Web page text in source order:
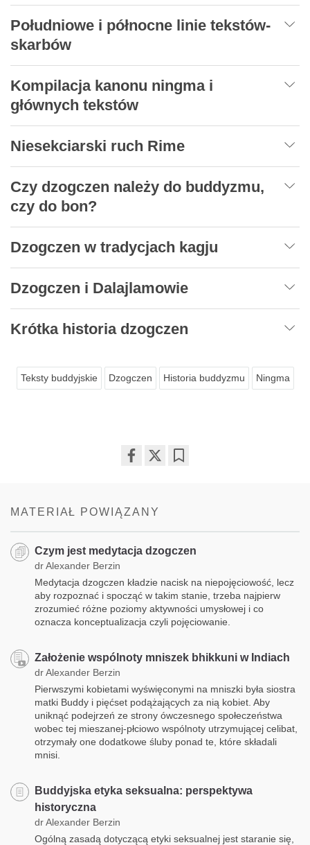
Południowe i północne linie tekstów-
skarbów
Kompilacja kanonu ningma i
głównych tekstów
Niesekciarski ruch Rime
Czy dzogczen należy do buddyzmu,
czy do bon?
Dzogczen w tradycjach kagju
Dzogczen i Dalajlamowie
Krótka historia dzogczen
Teksty buddyjskie Dzogczen Historia buddyzmu Ningma
MATERIAŁ POWIĄZANY
Czym jest medytacja dzogczen
dr Alexander Berzin
Medytacja dzogczen kładzie nacisk na niepojęciowość, lecz
aby rozpoznać i spocząć w takim stanie, trzeba najpierw
zrozumieć różne poziomy aktywności umysłowej i co
oznacza konceptualizacja czyli pojęciowanie.
Założenie wspólnoty mniszek bhikkuni w Indiach
dr Alexander Berzin
Pierwszymi kobietami wyświęconymi na mniszki była siostra
matki Buddy i pięćset podążających za nią kobiet. Aby
uniknąć podejrzeń ze strony ówczesnego społeczeństwa
wobec tej mieszanej-płciowo wspólnoty utrzymującej celibat,
otrzymały one dodatkowe śluby ponad te, które składali
mnisi.
Buddyjska etyka seksualna: perspektywa
historyczna
dr Alexander Berzin
Ogólną zasadą dotyczącą etyki seksualnej jest staranie się,